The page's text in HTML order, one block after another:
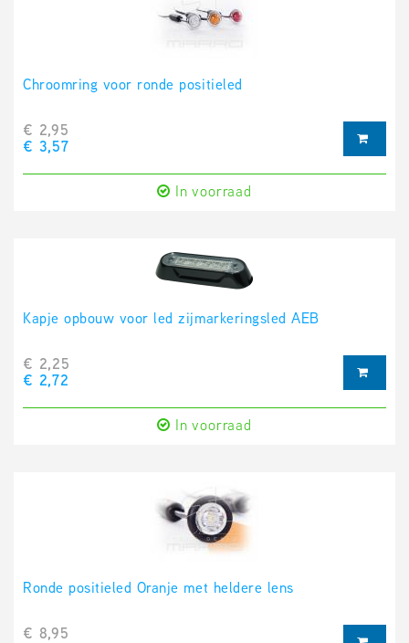
Chroomring voor ronde positieled
€ 2,95
€ 3,57
In voorraad
Kapje opbouw voor led zijmarkeringsled AEB
€ 2,25
€ 2,72
In voorraad
Ronde positieled Oranje met heldere lens
€ 8,95